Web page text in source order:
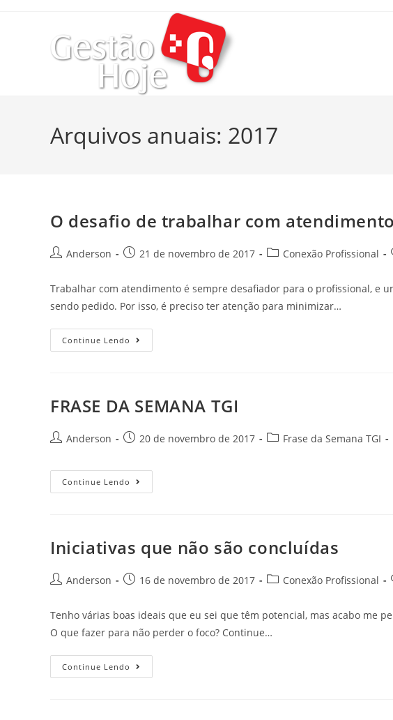
Arquivos anuais: 2017
O desafio de trabalhar com
Anderson 21 de novembro de 2017 Conexão Profissional
Trabalhar com atendimento é sempre desafiador para o profissional, e
sendo pedido. Por isso, é preciso ter atenção para minimizar…
Continue Lendo
FRASE DA SEMANA TGI
Anderson 20 de novembro de 2017 Frase da Semana TGI
Continue Lendo
Iniciativas que não são concluídas
Anderson 16 de novembro de 2017 Conexão Profissional
Tenho várias boas ideais que eu sei que têm potencial, mas acabo me
O que fazer para não perder o foco? Continue…
Continue Lendo